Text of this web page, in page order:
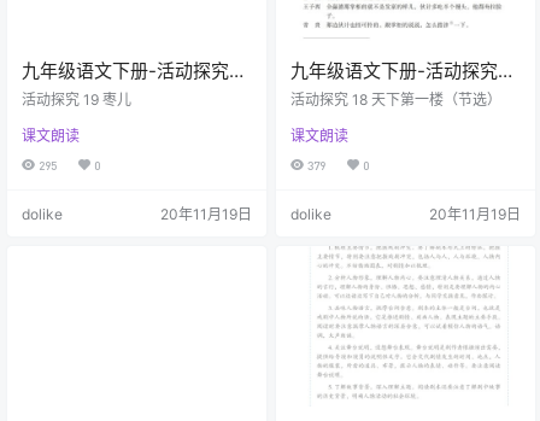
九年级语文下册-活动探究
19 枣儿(P113-P118)
活动探究 19 枣儿
课文朗读
295 0
dolike 20年11月19日
九年级语文下册-活动探究
18 天下第一楼（节选）
活动探究 18 天下第一楼（节选）
课文朗读
379 0
dolike 20年11月19日